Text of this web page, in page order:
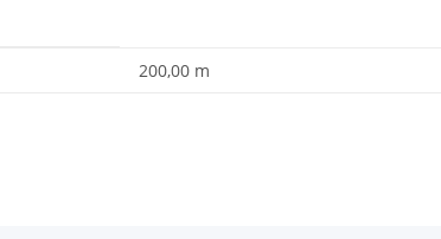
200,00 m